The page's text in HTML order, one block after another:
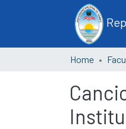
Home